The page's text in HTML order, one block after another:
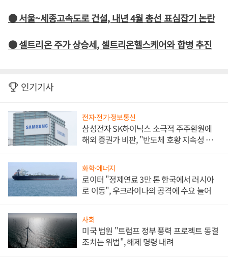
● 서울~세종고속도로 건설, 내년 4월 총선 표심잡기 논란
● 셀트리온 주가 상승세, 셀트리온헬스케어와 합병 추진
인기기사
전자·전기·정보통신
삼성전자 SK하이닉스 소극적 주주환원에
해외 증권가 비판, "반도체 호황 지속성 의
화학·에너지
로이터 "정제연료 3만 톤 한국에서 러시아
로 이동", 우크라이나의 공격에 수요 늘어
사회
미국 법원 "트럼프 정부 풍력 프로젝트 동결
조치는 위법", 해제 명령 내려